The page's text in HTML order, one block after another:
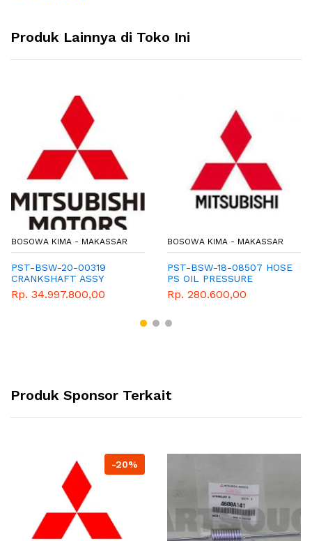
Produk Lainnya di Toko Ini
BOSOWA KIMA - MAKASSAR
PST-BSW-20-00319
CRANKSHAFT ASSY
Rp. 34.997.800,00
BOSOWA KIMA - MAKASSAR
PST-BSW-18-08507 HOSE
PS OIL PRESSURE
Rp. 280.600,00
Produk Sponsor Terkait
-20%